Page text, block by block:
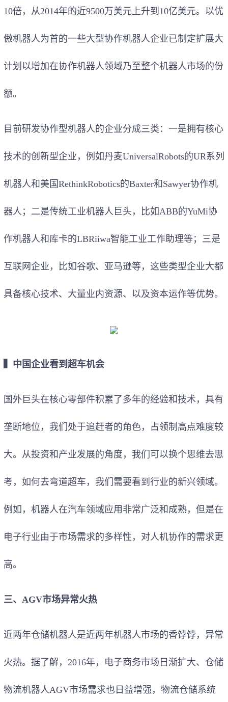
10倍，从2014年的近9500万美元上升到10亿美元。以优
傲机器人为首的一些大型协作机器人企业已制定扩展大
计划以增加在协作机器人领域乃至整个机器人市场的份
额。
目前研发协作型机器人的企业分成三类：一是拥有核心
技术的创新型企业，例如丹麦UniversalRobots的UR系列
机器人和美国RethinkRobotics的Baxter和Sawyer协作机
器人；二是传统工业机器人巨头，比如ABB的YuMi协
作机器人和库卡的LBRiiwa智能工业工作助理等；三是
互联网企业，比如谷歌、亚马逊等，这些类型企业大都
具备核心技术、大量业内资源、以及资本运作等优势。
▍中国企业看到超车机会
国外巨头在核心零部件积累了多年的经验和技术，具有
垄断地位，我们处于追赶者的角色，占领制高点难度较
大。从投资和产业发展的角度，我们可以换个思维去思
考，如何去弯道超车，我们需要看到行业的新兴领域。
例如，机器人在汽车领域应用非常广泛和成熟，但是在
电子行业由于市场需求的多样性，对人机协作的需求更
高。
三、AGV市场异常火热
近两年仓储机器人是近两年机器人市场的香饽饽，异常
火热。据了解，2016年，电子商务市场日渐扩大、仓储
物流机器人AGV市场需求也日益增强，物流仓储系统